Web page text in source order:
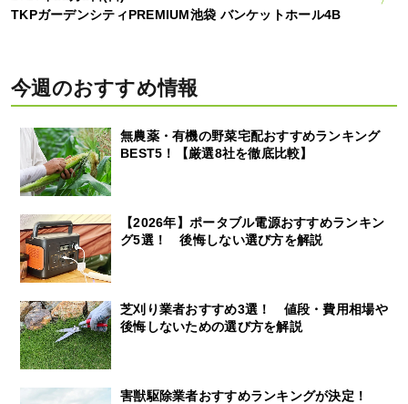
TKPガーデンシティPREMIUM池袋 バンケットホール4B
今週のおすすめ情報
無農薬・有機の野菜宅配おすすめランキング
BEST5！【厳選8社を徹底比較】
【2026年】ポータブル電源おすすめランキン
グ5選！ 後悔しない選び方を解説
芝刈り業者おすすめ3選！ 値段・費用相場や
後悔しないための選び方を解説
害獣駆除業者おすすめランキングが決定！